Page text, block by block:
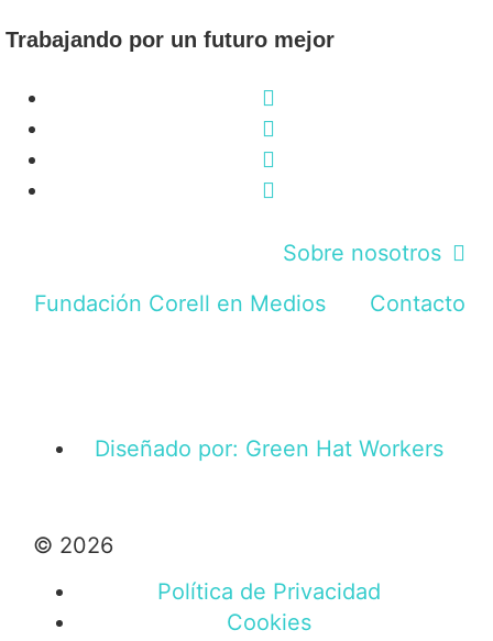
Trabajando por un futuro mejor
Sobre nosotros
Fundación Corell en Medios
Contacto
© 2026
Política de Privacidad
Cookies
Diseñado por: Green Hat Workers